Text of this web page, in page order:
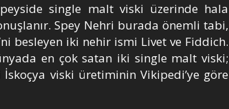
single malt viski üzerinde hala
Spey Nehri burada önemli tabi,
besleyen iki nehir ismi Livet ve Fiddich.
en çok satan iki single malt viski;
viski üretiminin Vikipedi’ye göre